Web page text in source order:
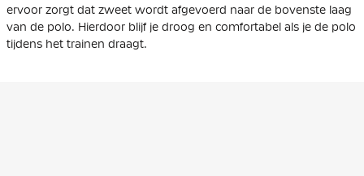
ervoor zorgt dat zweet wordt afgevoerd naar de bovenste laag
van de polo. Hierdoor blijf je droog en comfortabel als je de polo
tijdens het trainen draagt.